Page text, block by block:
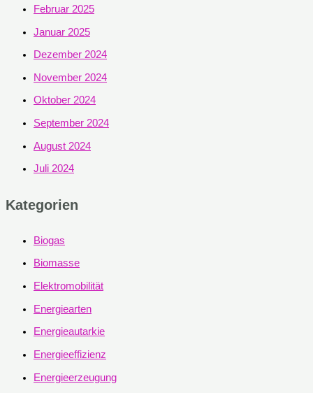
Februar 2025
Januar 2025
Dezember 2024
November 2024
Oktober 2024
September 2024
August 2024
Juli 2024
Kategorien
Biogas
Biomasse
Elektromobilität
Energiearten
Energieautarkie
Energieeffizienz
Energieerzeugung